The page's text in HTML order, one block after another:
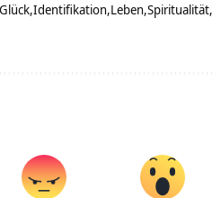
Glück Identifikation Leben Spiritualität